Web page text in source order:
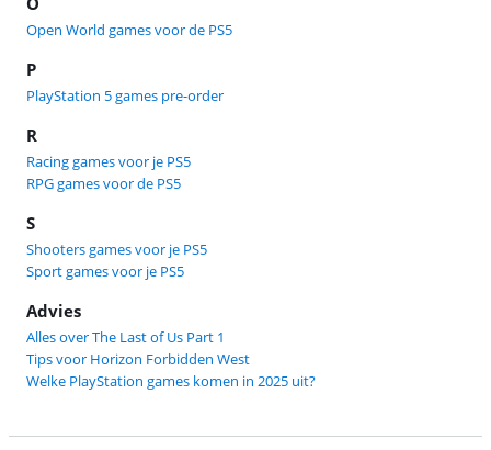
Open World games voor de PS5
P
PlayStation 5 games pre-order
R
Racing games voor je PS5
RPG games voor de PS5
S
Shooters games voor je PS5
Sport games voor je PS5
Advies
Alles over The Last of Us Part 1
Tips voor Horizon Forbidden West
Welke PlayStation games komen in 2025 uit?